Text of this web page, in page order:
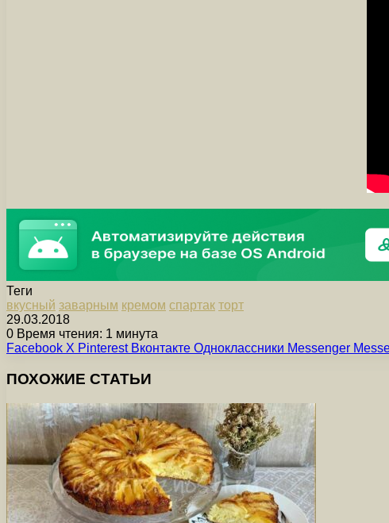
Теги
вкусный заварным кремом спартак торт
29.03.2018
0 Время чтения: 1 минута
Facebook X Pinterest Вконтакте Одноклассники Messenger
ПОХОЖИЕ СТАТЬИ